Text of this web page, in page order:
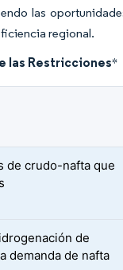
las
regional.
las Restricciones*
de crudo-nafta que
de
demanda de nafta